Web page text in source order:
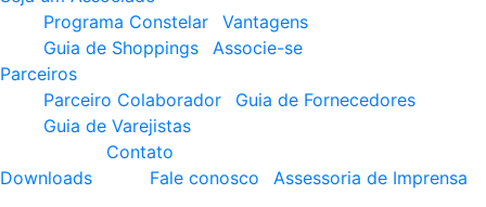
Programa Constelar
Vantagens
Guia de Shoppings
Associe-se
Parceiros
Parceiro Colaborador
Guia de Fornecedores
Guia de Varejistas
Downloads
Contato
Fale conosco
Assessoria de Imprensa